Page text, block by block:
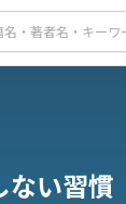
ない習慣